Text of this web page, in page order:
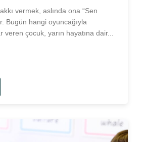
vermek, aslında ona “Sen
Bugün hangi oyuncağıyla
veren çocuk, yarın hayatına dair...